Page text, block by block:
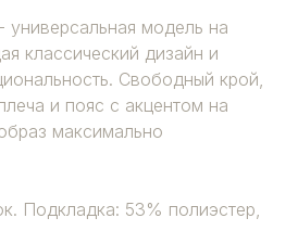
универсальная модель на
классический дизайн и
Свободный крой,
и пояс с акцентом на
максимально
Подкладка: 53% полиэстер,